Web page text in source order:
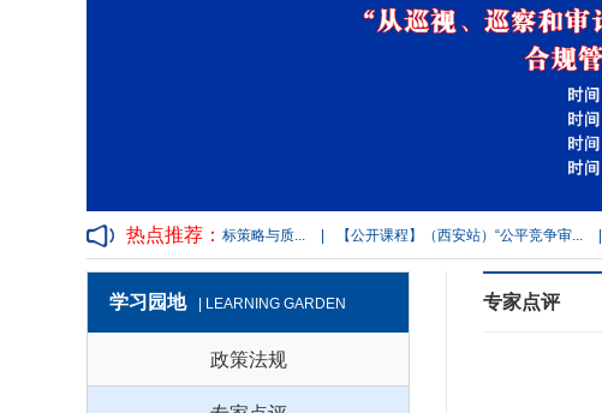
热点推荐：
【公开课程】2024年实战控标策略与质... | 【公开课程】（西安站）“公平竞争审... | 速看
学习园地 | LEARNING GARDEN
政策法规
专家点评